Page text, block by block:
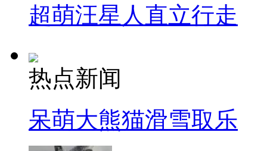
超萌汪星人直立行走
热点新闻
呆萌大熊猫滑雪取乐